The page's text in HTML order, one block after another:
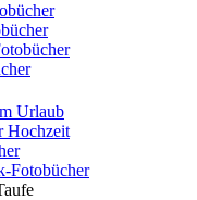
Urlaub
Hochzeit
Fotobücher